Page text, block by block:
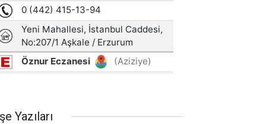
Yazıları